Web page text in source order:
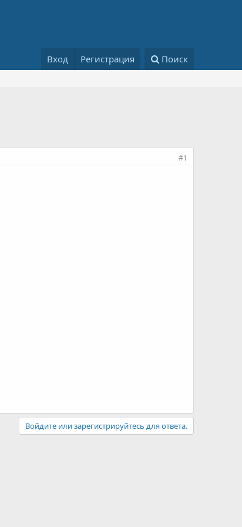
Вход Регистрация Поиск
#1
Войдите или зарегистрируйтесь для ответа.